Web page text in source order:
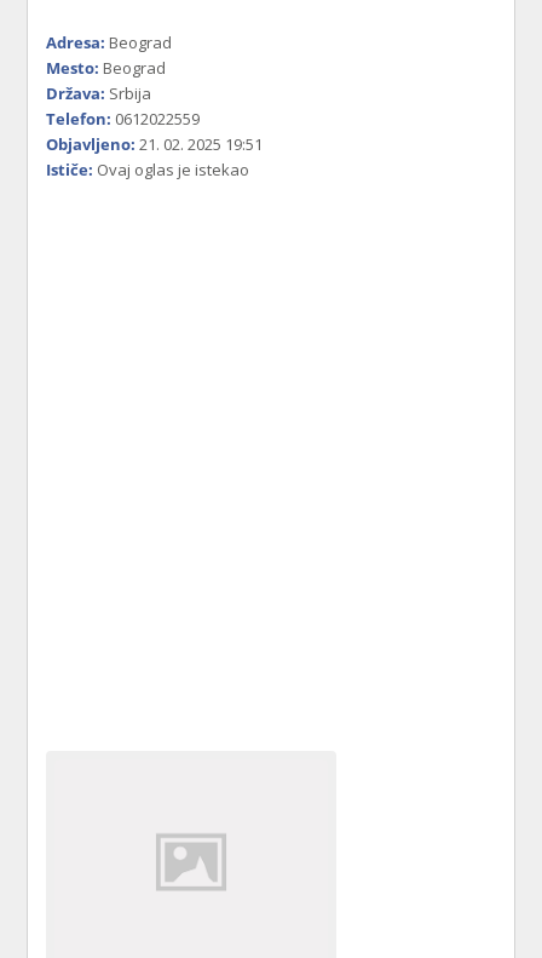
Adresa: Beograd
Mesto: Beograd
Država: Srbija
Telefon: 0612022559
Objavljeno: 21. 02. 2025 19:51
Ističe: Ovaj oglas je istekao